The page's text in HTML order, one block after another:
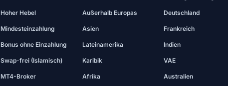
Hoher Hebel
Mindesteinzahlung
Bonus ohne Einzahlung
Swap-frei (Islamisch)
MT4-Broker
Außerhalb Europas
Asien
Lateinamerika
Karibik
Afrika
Deutschland
Frankreich
Indien
VAE
Australien